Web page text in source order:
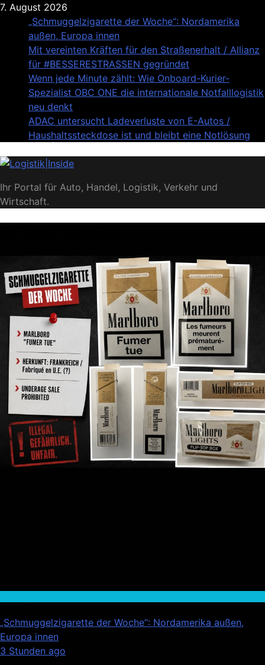
Skip
content
7. August 2026
„Schmuggelzigarette der Woche“: Nordamerika
außen, Europa innen
Mit vereinten Kräften für den Straßenerhalt / Allianz
für #BESSERESTRASSEN gegründet
Wenn jede Minute zählt: Wie Onboard-Kurier-
Spezialist OBC ONE die internationale Notfalllogistik
neu denkt
ADAC untersucht Ladeverluste von E-Autos /
Haushaltssteckdose ist und bleibt eine Notlösung
Logistik|Inside
Ihr Portal für Auto, Handel, Logistik, Verkehr und
Wirtschaft.
„Schmuggelzigarette der Woche“: Nordamerika außen,
Europa innen
3 Stunden ago